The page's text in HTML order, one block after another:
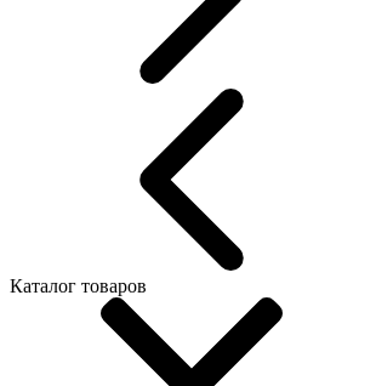
Каталог товаров